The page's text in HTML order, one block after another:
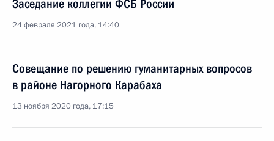
Заседание коллегии ФСБ России
24 февраля 2021 года, 14:40
Совещание по решению гуманитарных вопросов
в районе Нагорного Карабаха
13 ноября 2020 года, 17:15